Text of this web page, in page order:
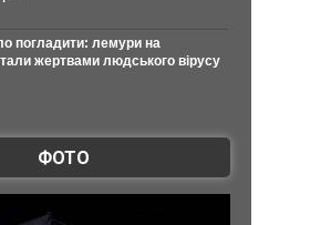
погладити: лемури на
жертвами людського вірусу
ФОТО